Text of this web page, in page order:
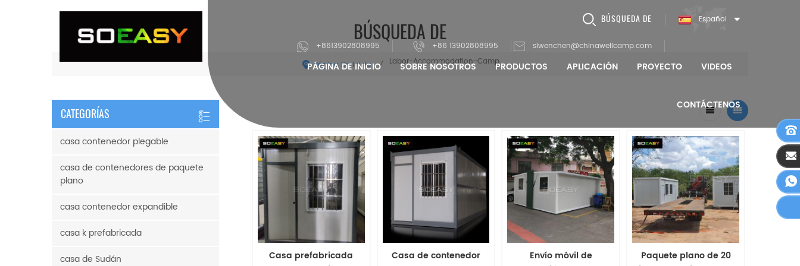
Español
BÚSQUEDA DE
+8613902808995 +86 13902808995 siwenchen@chinawellcamp.com
PÁGINA DE INICIO SOBRE NOSOTROS PRODUCTOS APLICACIÓN PROYECTO VIDEOS
CONTÁCTENOS
BÚSQUEDA DE
Página De Inicio / Labor-Accommodation-Camp
Casa prefabricada
Casa de contenedor
Envío móvil de
Paquete plano de 20
CATEGORÍAS
casa contenedor plegable
casa de contenedores de paquete
plano
casa contenedor expandible
casa k prefabricada
casa de Sudán